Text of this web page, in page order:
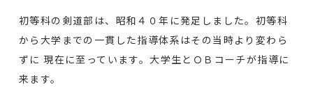
初等科の剣道部は、昭和４０年に発足しました。初等科
から大学までの一貫した指導体系はその当時より変わら
ずに 現在に至っています。大学生とＯＢコーチが指導に
来ます。